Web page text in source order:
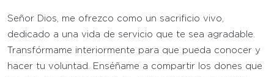
Señor Dios, me ofrezco como un sacrificio vivo,
dedicado a una vida de servicio que te sea agradable.
Transfórmame interiormente para que pueda conocer y
hacer tu voluntad. Enséñame a compartir los dones que